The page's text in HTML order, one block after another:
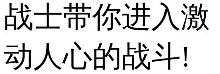
战士带你进入激
动人心的战斗!